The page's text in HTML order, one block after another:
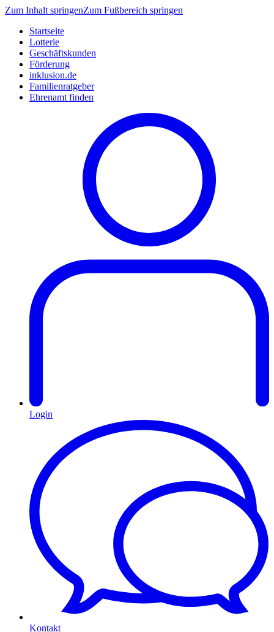
Zum Inhalt springenZum Fußbereich springen
Startseite
Lotterie
Geschäftskunden
Förderung
inklusion.de
Familienratgeber
Ehrenamt finden
Login
Kontakt